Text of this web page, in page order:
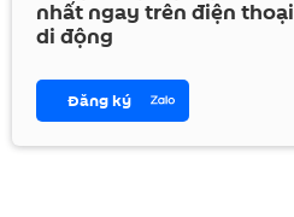
nhất ngay trên điện thoại
di động
Đăng ký